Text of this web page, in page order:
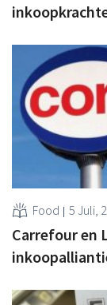
Food 5 Juli,
Carrefour en